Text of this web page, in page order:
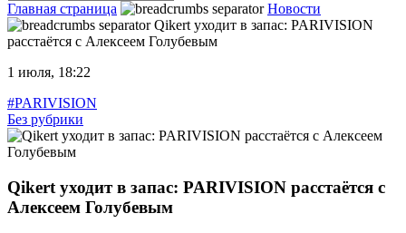
Главная страница
Новости
Qikert уходит в запас: PARIVISION
расстаётся с Алексеем Голубевым
1 июля, 18:22
#PARIVISION
Без рубрики
Qikert уходит в запас: PARIVISION расстаётся с
Алексеем Голубевым